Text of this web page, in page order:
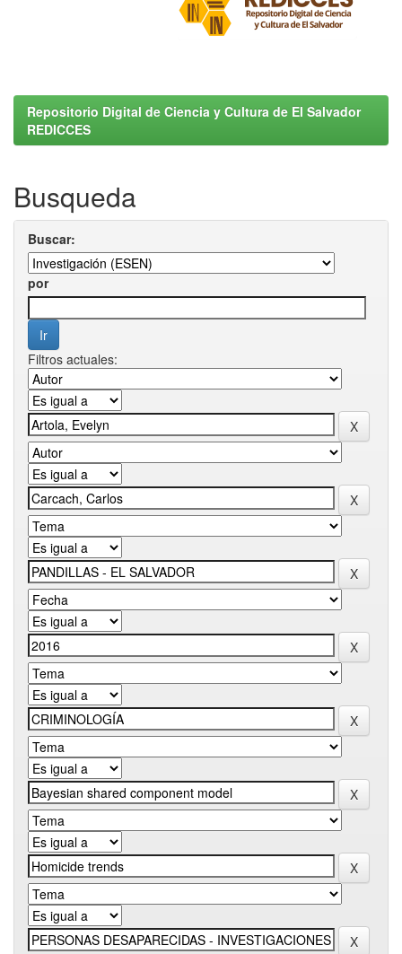
Repositorio Digital de Ciencia y Cultura de El Salvador
REDICCES
Busqueda
Buscar:
por
Filtros actuales: